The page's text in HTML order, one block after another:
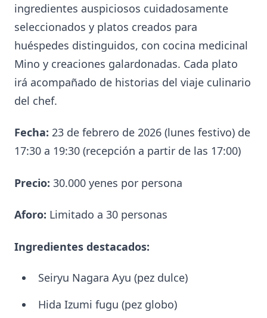
ingredientes auspiciosos cuidadosamente
seleccionados y platos creados para
huéspedes distinguidos, con cocina medicinal
Mino y creaciones galardonadas. Cada plato
irá acompañado de historias del viaje culinario
del chef.
Fecha: 23 de febrero de 2026 (lunes festivo) de
17:30 a 19:30 (recepción a partir de las 17:00)
Precio: 30.000 yenes por persona
Aforo: Limitado a 30 personas
Ingredientes destacados:
Seiryu Nagara Ayu (pez dulce)
Hida Izumi fugu (pez globo)